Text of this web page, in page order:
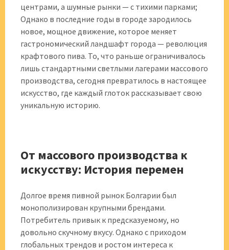
центрами, а шумные рынки — с тихими парками;
Однако в последние годы в городе зародилось
новое, мощное движение, которое меняет
гастрономический ландшафт города — революция
крафтового пива. То, что раньше ограничивалось
лишь стандартными светлыми лагерами массового
производства, сегодня превратилось в настоящее
искусство, где каждый глоток рассказывает свою
уникальную историю.
От массового производства к
искусству: История перемен
Долгое время пивной рынок Болгарии был
монополизирован крупными брендами.
Потребитель привык к предсказуемому, но
довольно скучному вкусу. Однако с приходом
глобальных трендов и ростом интереса к